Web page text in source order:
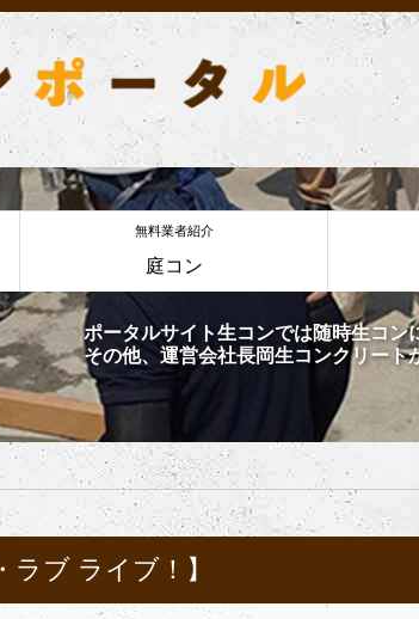
無料業者紹介
庭コン
ポータルサイト生コンでは随時生コン
その他、運営会社長岡生コンクリー
ラブ ライブ！】